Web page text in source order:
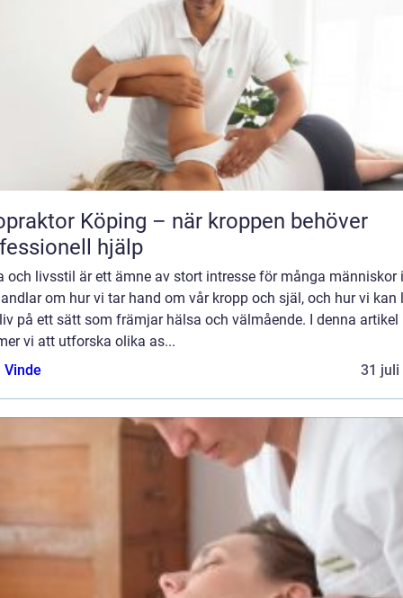
Köping – när kroppen behöver
hjälp
och livsstil är ett ämne av stort intresse för många människor
om hur vi tar hand om vår kropp och själ, och hur vi kan
på ett sätt som främjar hälsa och välmående. I denna artikel
vi att utforska olika as...
Vinde
31 juli